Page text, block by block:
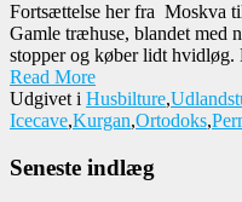
Fortsættelse her fra Moskva
Gamle træhuse, blandet med
stopper og køber lidt hvidløg.
Read More
Udgivet i Husbilture,
Icecave,Kurgan,Ortodoks,
Seneste indlæg